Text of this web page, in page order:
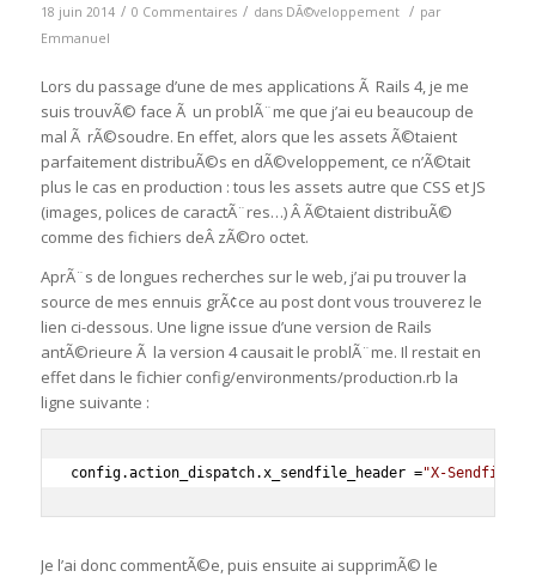
18 juin 2014 / 0 Commentaires / dans DÃ©veloppement / par
Emmanuel
Lors du passage d’une de mes applications Ã Rails 4, je me
suis trouvÃ© face Ã un problÃ¨me que j’ai eu beaucoup de
mal Ã rÃ©soudre. En effet, alors que les assets Ã©taient
parfaitement distribuÃ©s en dÃ©veloppement, ce n’Ã©tait
plus le cas en production : tous les assets autre que CSS et JS
(images, polices de caractÃ¨res…) Â Ã©taient distribuÃ©
comme des fichiers deÂ zÃ©ro octet.
AprÃ¨s de longues recherches sur le web, j’ai pu trouver la
source de mes ennuis grÃ¢ce au post dont vous trouverez le
lien ci-dessous. Une ligne issue d’une version de Rails
antÃ©rieure Ã la version 4 causait le problÃ¨me. Il restait en
effet dans le fichier config/environments/production.rb la
ligne suivante :
config.action_dispatch. x_sendfile_header ="X-Sendfile"
Je l’ai donc commentÃ©e, puis ensuite ai supprimÃ© le